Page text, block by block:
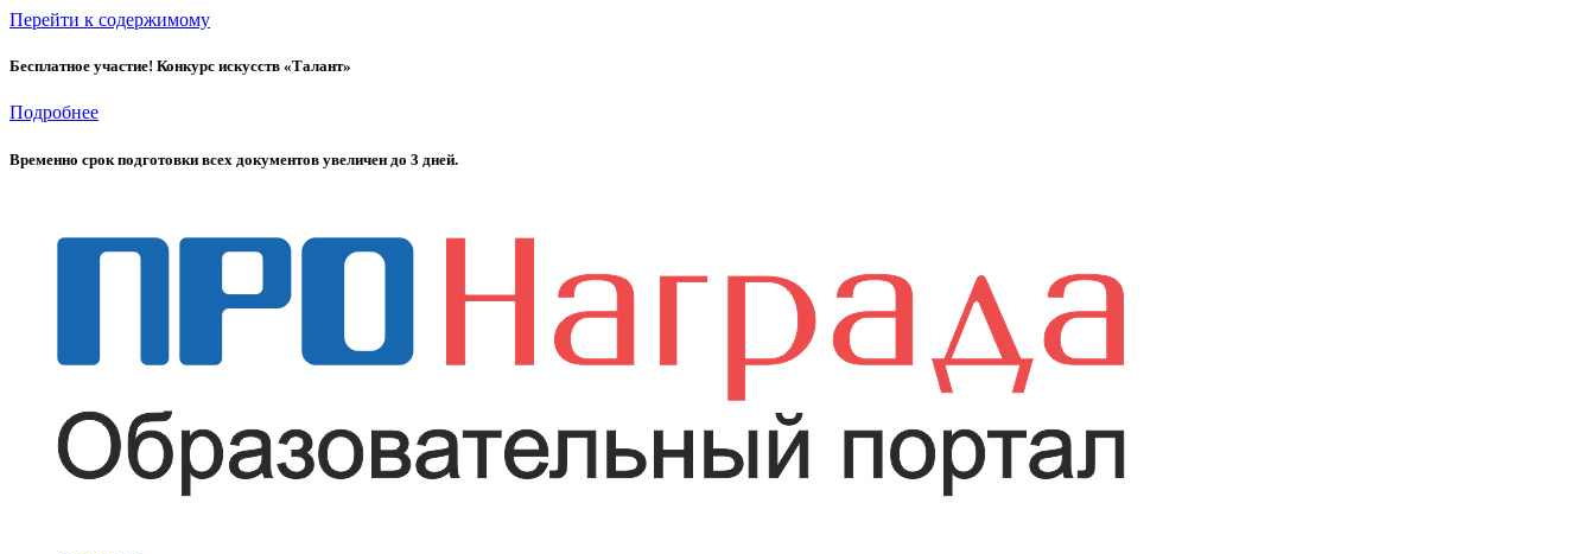
Перейти к содержимому
Бесплатное участие! Конкурс искусств «Талант»
Подробнее
Временно cрок подготовки всех документов увеличен до 3 дней.